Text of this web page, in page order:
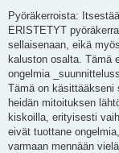
Pyöräkerroista:
ERISTETYT
sellaisenaan, eikä
kaluston osalta. Tämä
ongelmia
Tämä on käsittääkseni
heidän mitoituksen
kiskoilla, erityisesti
eivät tuottane
varmaan mennään